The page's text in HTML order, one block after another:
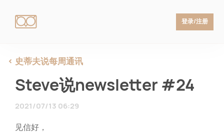
登录/注册
史蒂夫说每周通讯
Steve说newsletter #24
2021/07/13 06:29
见信好，